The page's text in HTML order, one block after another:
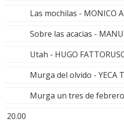
Las mochilas - MONICO
Sobre las acacias -
Utah - HUGO
Murga del olvido - YECA
Murga un tres de febrero
20.00